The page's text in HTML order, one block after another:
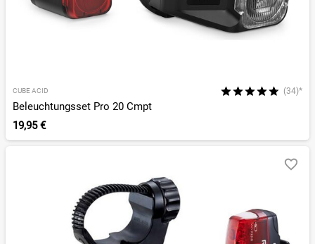
CUBE ACID (34)*
Beleuchtungsset Pro 20 Cmpt
19,95 €